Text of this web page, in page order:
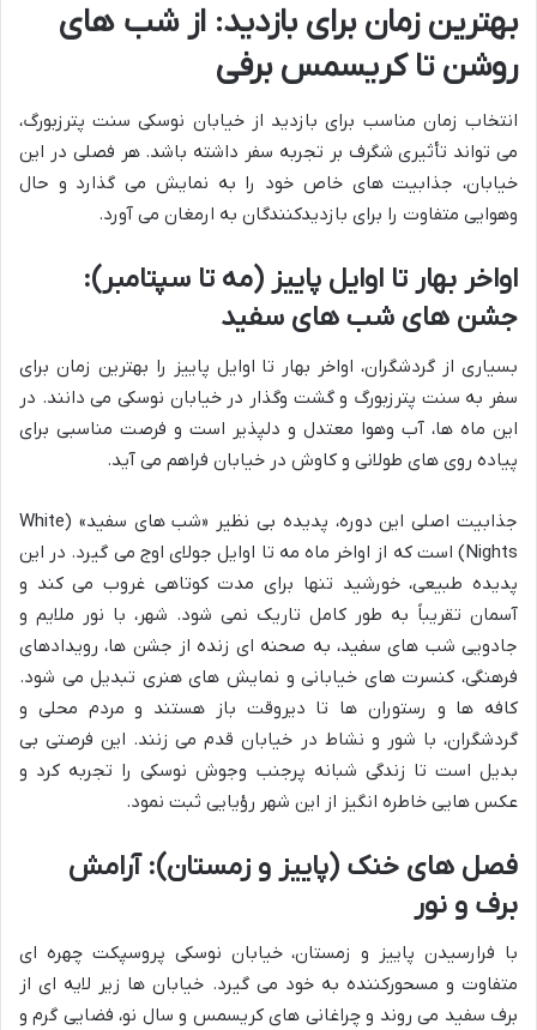
بهترین زمان برای بازدید: از شب های
روشن تا کریسمس برفی
انتخاب زمان مناسب برای بازدید از خیابان نوسکی سنت پترزبورگ،
می تواند تأثیری شگرف بر تجربه سفر داشته باشد. هر فصلی در این
خیابان، جذابیت های خاص خود را به نمایش می گذارد و حال
وهوایی متفاوت را برای بازدیدکنندگان به ارمغان می آورد.
اواخر بهار تا اوایل پاییز (مه تا سپتامبر):
جشن های شب های سفید
بسیاری از گردشگران، اواخر بهار تا اوایل پاییز را بهترین زمان برای
سفر به سنت پترزبورگ و گشت وگذار در خیابان نوسکی می دانند. در
این ماه ها، آب وهوا معتدل و دلپذیر است و فرصت مناسبی برای
پیاده روی های طولانی و کاوش در خیابان فراهم می آید.
جذابیت اصلی این دوره، پدیده بی نظیر «شب های سفید» (White
Nights) است که از اواخر ماه مه تا اوایل جولای اوج می گیرد. در این
پدیده طبیعی، خورشید تنها برای مدت کوتاهی غروب می کند و
آسمان تقریباً به طور کامل تاریک نمی شود. شهر، با نور ملایم و
جادویی شب های سفید، به صحنه ای زنده از جشن ها، رویدادهای
فرهنگی، کنسرت های خیابانی و نمایش های هنری تبدیل می شود.
کافه ها و رستوران ها تا دیروقت باز هستند و مردم محلی و
گردشگران، با شور و نشاط در خیابان قدم می زنند. این فرصتی بی
بدیل است تا زندگی شبانه پرجنب وجوش نوسکی را تجربه کرد و
عکس هایی خاطره انگیز از این شهر رؤیایی ثبت نمود.
فصل های خنک (پاییز و زمستان): آرامش
برف و نور
با فرارسیدن پاییز و زمستان، خیابان نوسکی پروسپکت چهره ای
متفاوت و مسحورکننده به خود می گیرد. خیابان ها زیر لایه ای از
برف سفید می روند و چراغانی های کریسمس و سال نو، فضایی گرم و